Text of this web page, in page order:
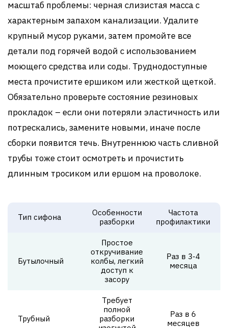
масштаб проблемы: черная слизистая масса с
характерным запахом канализации. Удалите
крупный мусор руками, затем промойте все
детали под горячей водой с использованием
моющего средства или соды. Труднодоступные
места прочистите ершиком или жесткой щеткой.
Обязательно проверьте состояние резиновых
прокладок – если они потеряли эластичность или
потрескались, замените новыми, иначе после
сборки появится течь. Внутреннюю часть сливной
трубы тоже стоит осмотреть и прочистить
длинным тросиком или ершом на проволоке.
Тип сифона
Особенности
разборки
Частота
профилактики
Бутылочный
Простое
откручивание
колбы, легкий
доступ к
засору
Раз в 3-4
месяца
Трубный
Требует
полной
разборки
Раз в 6
месяцев